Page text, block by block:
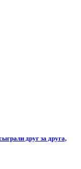
друг за друга,